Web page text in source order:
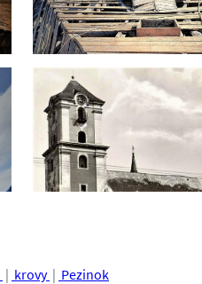
krovy Pezinok